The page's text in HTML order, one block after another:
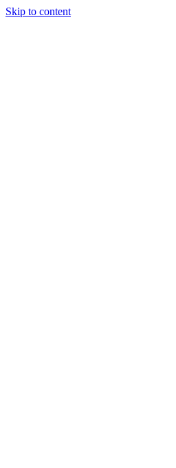
Skip to content